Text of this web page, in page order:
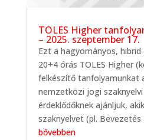
TOLES Higher
– 2025. szeptember 17.
Ezt a hagyományos,
20+4 órás TOLES Higher
felkészítő tanfolyamunkat
nemzetközi jogi
érdeklődőknek ajánljuk,
szaknyelvet (pl. Bevezetés
bővebben